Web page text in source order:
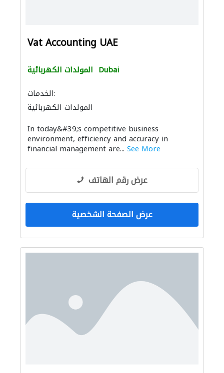
Vat Accounting UAE
المولدات الكهربائية Dubai
الخدمات:
المولدات الكهربائية
In today&#39;s competitive business
environment, efficiency and accuracy in
financial management are... See More
عرض رقم الهاتف
عرض الصفحة الشخصية